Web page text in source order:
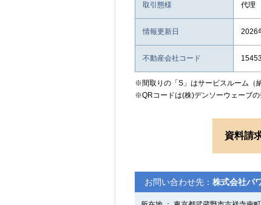
取引態様 代理
情報更新日 2026
不動産会社コード
※間取りの「S」はサービスルーム（
※QRコードは(株)デンソーウェーブの
資料請
お問い合わせ先： 株式会社パ